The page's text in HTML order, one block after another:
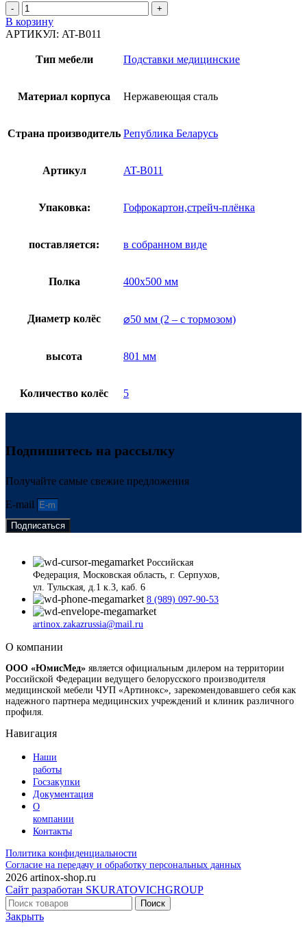
Количество
товара
Подставка
полкой
тазами
-
Нержавеющая
В корзину
АРТИКУЛ: AT-B011
Тип мебели Подставки медицинские
Материал корпуса Нержавеющая сталь
Страна производитель Република Беларусь
Артикул AT-B011
Упаковка: Гофрокартон,стрейч-плёнка
поставляется: в собранном виде
Полка 400х500 мм
Диаметр колёс ⌀50 мм (2 – с тормозом)
высота 801 мм
Количество колёс 5
Подпишитесь на рассылку
Получайте самые свежие предложения
E-mail
Подписаться
Российская
Федерация, Московская область, г. Серпухов,
ул. Тульская, д.1 к.3, каб. 6
8 (989) 097-90-53
artinox.zakazrussia@mail.ru
О компании
ООО «ЮмисМед» является официальным дилером на территории
Российской Федерации ведущего белорусского производителя
медицинской мебели ЧУП «Артинокс», зарекомендовавшего себя как
надежного партнера медицинских учреждений и клиник различного
профиля.
Навигация
Наши
работы
Госзакупки
Документация
О
компании
Контакты
Политика конфиденциальности
Согласие на передачу и обработку персональных данных
2026 artinox-shop.ru
Сайт разработан SKURATOVICHGROUP
Поиск
Закрыть